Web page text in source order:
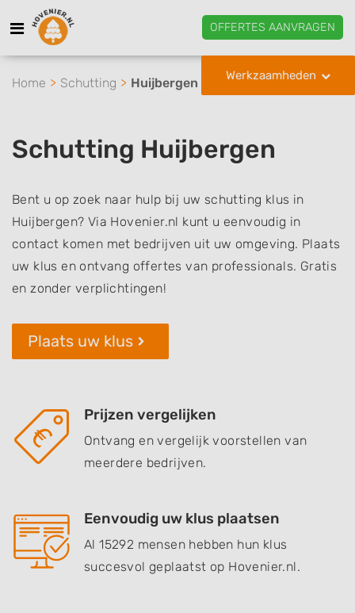
OFFERTES AANVRAGEN
Werkzaamheden
Home Schutting Huijbergen
Schutting Huijbergen
Bent u op zoek naar hulp bij uw schutting klus in
Huijbergen? Via Hovenier.nl kunt u eenvoudig in
contact komen met bedrijven uit uw omgeving. Plaats
uw klus en ontvang offertes van professionals. Gratis
en zonder verplichtingen!
Plaats uw klus
Prijzen vergelijken
Ontvang en vergelijk voorstellen van
meerdere bedrijven.
Eenvoudig uw klus plaatsen
Al 15292 mensen hebben hun klus
succesvol geplaatst op Hovenier.nl.